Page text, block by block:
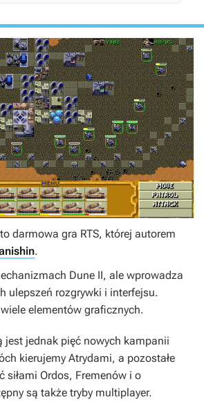
to darmowa gra RTS, której autorem
.
Dune II, ale wprowadza
ulepszeń rozgrywki i interfejsu.
elementów graficznych.
jest jednak pięć nowych kampanii
kierujemy Atrydami, a pozostałe
siłami Ordos, Fremenów i o
są także tryby multiplayer.